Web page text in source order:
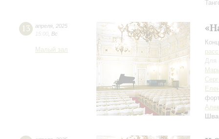
13 апреля 2025
15:00 Вс
Малый зал
Для